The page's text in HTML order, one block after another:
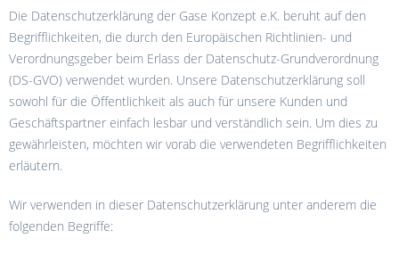
Die Datenschutzerklärung der Gase Konzept e.K. beruht auf den
Begrifflichkeiten, die durch den Europäischen Richtlinien- und
Verordnungsgeber beim Erlass der Datenschutz-Grundverordnung
(DS-GVO) verwendet wurden. Unsere Datenschutzerklärung soll
sowohl für die Öffentlichkeit als auch für unsere Kunden und
Geschäftspartner einfach lesbar und verständlich sein. Um dies zu
gewährleisten, möchten wir vorab die verwendeten Begrifflichkeiten
erläutern.
Wir verwenden in dieser Datenschutzerklärung unter anderem die
folgenden Begriffe: